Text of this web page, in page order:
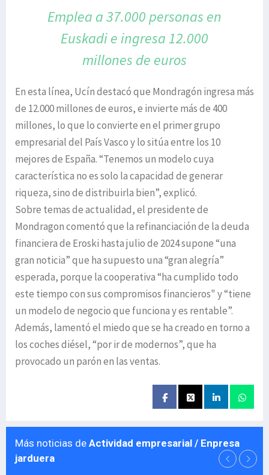
Emplea a 37.000 personas en
Euskadie ingresa 12.000
millones de euros
En esta línea, Ucín destacó que Mondragón ingresa más
de 12.000 millones de euros, e invierte más de 400
millones, lo que lo convierte en el primer grupo
empresarial del País Vasco y lo sitúa entre los 10
mejores de España. “Tenemos un modelo cuya
característica no es solo la capacidad de generar
riqueza, sino de distribuirla bien”, explicó.
Sobre temas de actualidad, el presidente de
Mondragon comentó que la refinanciación de la deuda
financiera de Eroski hasta julio de 2024 supone “una
gran noticia” que ha supuesto una “gran alegría”
esperada, porque la cooperativa “ha cumplido todo
este tiempo con sus compromisos financieros" y “tiene
un modelo de negocio que funciona y es rentable”.
Además, lamentó el miedo que se ha creado en torno a
los coches diésel, “por ir de modernos”, que ha
provocado un parón en las ventas.
Más noticias de Actividad empresarial / Enpresa
jarduera